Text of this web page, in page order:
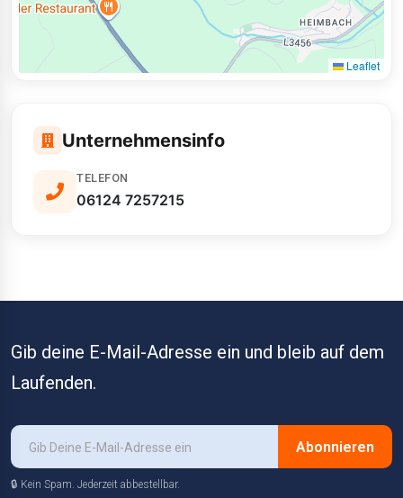
Leaflet
Unternehmensinfo
TELEFON
06124 7257215
Gib deine E-Mail-Adresse ein und bleib auf dem
Laufenden.
Abonnieren
🔒 Kein Spam. Jederzeit abbestellbar.